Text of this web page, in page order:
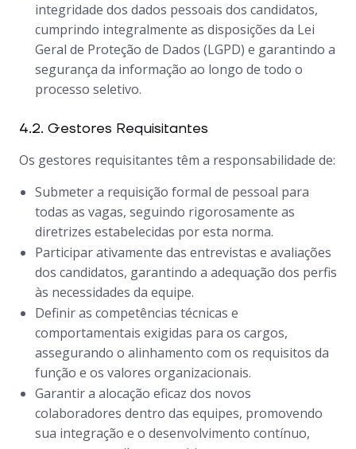
integridade dos dados pessoais dos candidatos,
cumprindo integralmente as disposições da Lei
Geral de Proteção de Dados (LGPD) e garantindo a
segurança da informação ao longo de todo o
processo seletivo.
4.2. Gestores Requisitantes
Os gestores requisitantes têm a responsabilidade de:
Submeter a requisição formal de pessoal para
todas as vagas, seguindo rigorosamente as
diretrizes estabelecidas por esta norma.
Participar ativamente das entrevistas e avaliações
dos candidatos, garantindo a adequação dos perfis
às necessidades da equipe.
Definir as competências técnicas e
comportamentais exigidas para os cargos,
assegurando o alinhamento com os requisitos da
função e os valores organizacionais.
Garantir a alocação eficaz dos novos
colaboradores dentro das equipes, promovendo
sua integração e o desenvolvimento contínuo,